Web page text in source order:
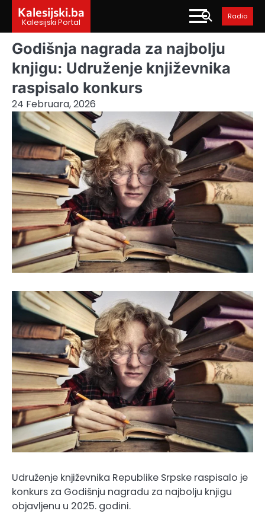
content
Kalesijski.ba
Kalesijski Portal
Radio
Godišnja nagrada za najbolju
knjigu: Udruženje književnika
raspisalo konkurs
24 Februara, 2026
Udruženje književnika Republike Srpske raspisalo je
konkurs za Godišnju nagradu za najbolju knjigu
objavljenu u 2025. godini.